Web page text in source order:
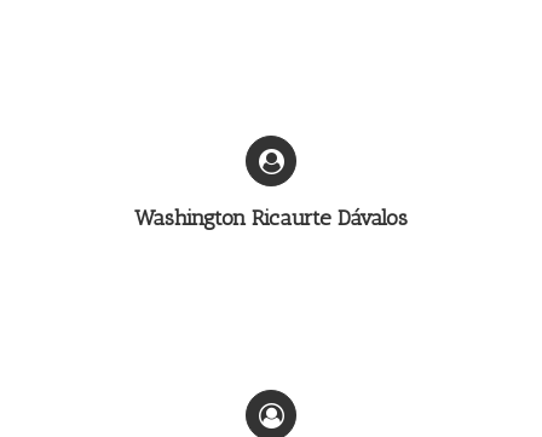
Washington Ricaurte Dávalos